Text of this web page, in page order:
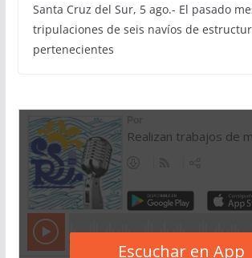
Santa Cruz del Sur, 5 ago.- El pasado
tripulaciones de seis navíos de
pertenecientes